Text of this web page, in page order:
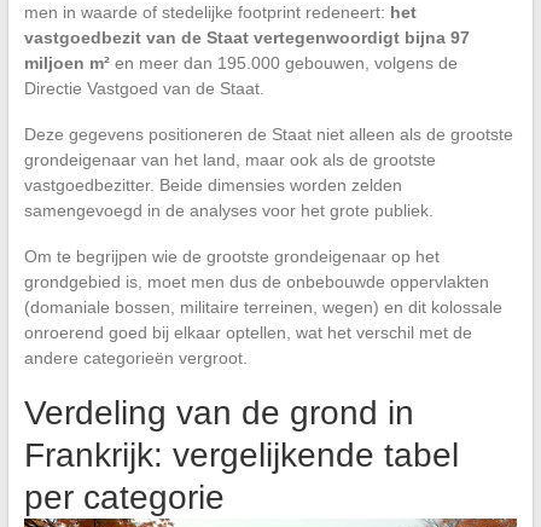
men in waarde of stedelijke footprint redeneert: het
vastgoedbezit van de Staat vertegenwoordigt bijna 97
miljoen m²en meer dan 195.000 gebouwen, volgens de
Directie Vastgoed van de Staat.
Deze gegevens positioneren de Staat niet alleen als de grootste
grondeigenaar van het land, maar ook als de grootste
vastgoedbezitter. Beide dimensies worden zelden
samengevoegd in de analyses voor het grote publiek.
Om te begrijpen wie de grootste grondeigenaar op het
grondgebied is, moet men dus de onbebouwde oppervlakten
(domaniale bossen, militaire terreinen, wegen) en dit kolossale
onroerend goed bij elkaar optellen, wat het verschil met de
andere categorieën vergroot.
Verdeling van de grond in
Frankrijk: vergelijkende tabel
per categorie